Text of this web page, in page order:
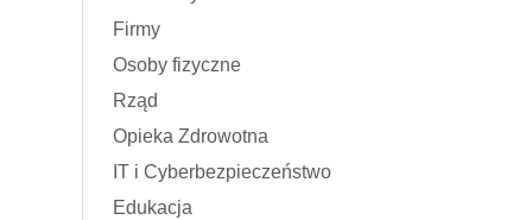
Firmy
Osoby fizyczne
Rząd
Opieka Zdrowotna
IT i Cyberbezpieczeństwo
Edukacja